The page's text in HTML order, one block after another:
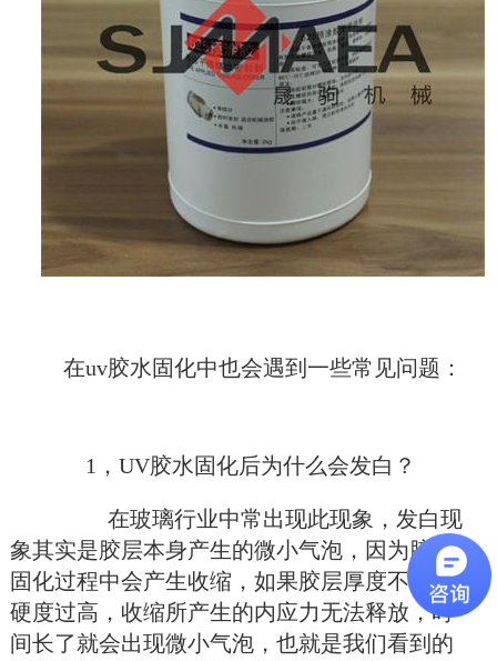
在uv胶水固化中也会遇到一些常见问题：
1，UV胶水固化后为什么会发白？
在玻璃行业中常出现此现象，发白现
象其实是胶层本身产生的微小气泡，因为胶水
固化过程中会产生收缩，如果胶层厚度不均或
硬度过高，收缩所产生的内应力无法释放，时
间长了就会出现微小气泡，也就是我们看到的